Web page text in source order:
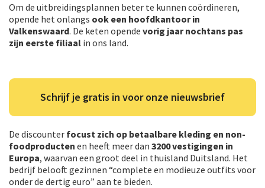
Om de uitbreidingsplannen beter te kunnen coördineren,
opende het onlangs ook een hoofdkantoor in
Valkenswaard. De keten opende vorig jaar nochtans pas
zijn eerste filiaal in ons land.
Schrijf je gratis in voor onze nieuwsbrief
De discounter focust zich op betaalbare kleding en non-
foodproducten en heeft meer dan 3200 vestigingen in
Europa, waarvan een groot deel in thuisland Duitsland. Het
bedrijf belooft gezinnen “complete en modieuze outfits voor
onder de dertig euro” aan te bieden.